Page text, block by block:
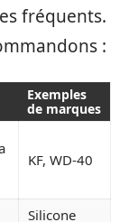
fréquents.
:
Exemples
de marques
KF, WD-40
Silicone